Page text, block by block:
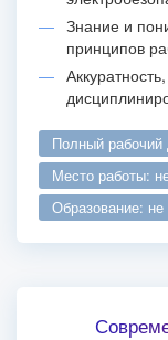
Знание и
принципов
полный рабочий
место работы:
образование: